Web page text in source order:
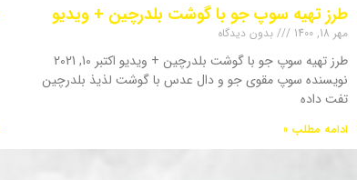
طرز تهیه سوپ جو با گوشت بلدرچین + ویدیو
مهر 18, 1400 بدون دیدگاه
طرز تهیه سوپ جو با گوشت بلدرچین + ویدیو اکتبر 10, 2021
نویسنده سوپ مقوی جو و دال عدس با گوشت لذیذ بلدرچین
تفت داده
ادامه مطلب »